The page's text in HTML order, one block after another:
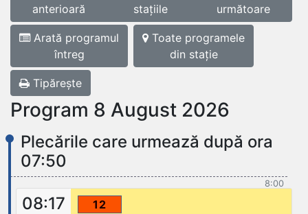
anterioară
stațiile
următoare
Arată programul
întreg
Toate programele
din stație
Tipărește
Program 8 August 2026
Plecările care urmează după ora
07:50
8:00
08:17 12